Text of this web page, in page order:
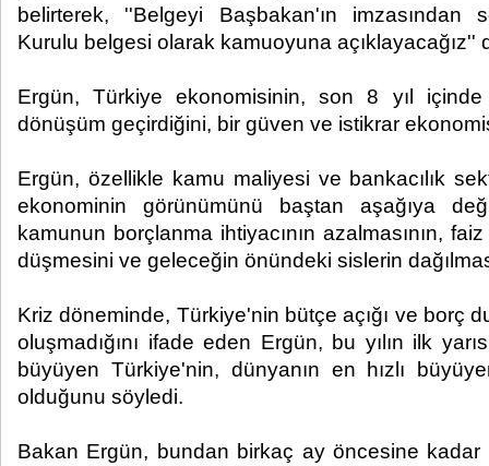
belirterek, ''Belgeyi Başbakan'ın imzasından
Kurulu belgesi olarak kamuoyuna açıklayacağız''
Ergün, Türkiye ekonomisinin, son 8 yıl
dönüşüm geçirdiğini, bir güven ve istikrar
Ergün, özellikle kamu maliyesi ve bankacılık
ekonominin görünümünü baştan aşağıya
kamunun borçlanma ihtiyacının azalmasının,
düşmesini ve geleceğin önündeki sislerin
Kriz döneminde, Türkiye'nin bütçe açığı ve borç
oluşmadığını ifade eden Ergün, bu yılın ilk
büyüyen Türkiye'nin, dünyanın en hızlı
olduğunu söyledi.
Bakan Ergün, bundan birkaç ay öncesine kadar